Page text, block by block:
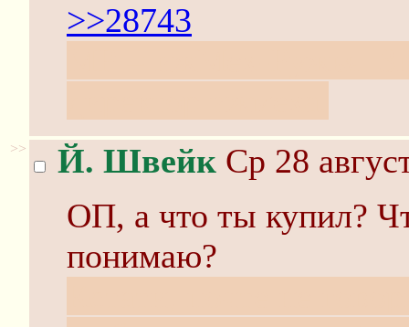
>>28743
>> Й. Швейк Ср 28
ОП, а что ты купил?
понимаю?